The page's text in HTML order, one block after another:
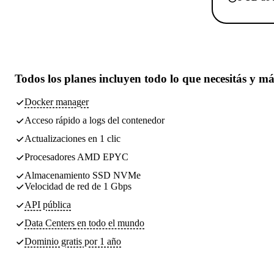
Todos los planes incluyen todo lo que necesitás y
Docker manager
Acceso rápido a logs del contenedor
Actualizaciones en 1 clic
Procesadores AMD EPYC
Almacenamiento SSD NVMe
Velocidad de red de 1 Gbps
API pública
Data Centers en todo el mundo
Dominio gratis por 1 año